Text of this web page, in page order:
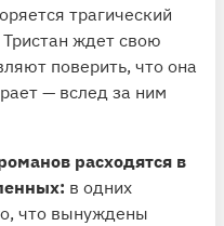
трагический
ждет свою
поверить, что она
— вслед за ним
расходятся в
в одних
что вынуждены